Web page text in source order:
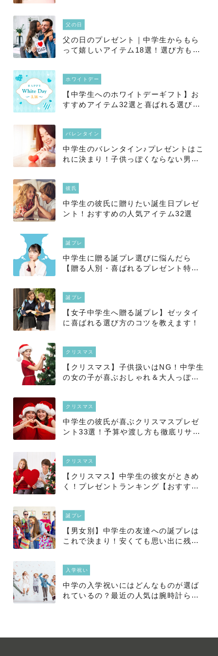
父の日
父の日のプレゼント｜中学生からもら
って嬉しいアイテム18選！選び方もチ
ホワイトデー
【中学生へのホワイトデーギフト】お
すすめアイテム32選と喜ばれる選び方
バレンタイン
中学生のバレンタイン♪プレゼントはこ
れに決まり！子供っぽくならない男子
彼氏
中学生の彼氏に贈りたい誕生日プレゼ
ント！おすすめの人気アイテム32選
誕プレ
中学生に贈る誕プレ選びに悩んだら
【贈る人別・喜ばれるプレゼント特
誕プレ
【女子中学生へ贈る誕プレ】ゼッタイ
に喜ばれる選び方のコツを教えます！
クリスマス
【クリスマス】子供扱いはNG！中学生
の女の子が喜ぶおしゃれ＆大人っぽい
クリスマス
中学生の彼氏が喜ぶクリスマスプレゼ
ント33選！予算や渡し方も徹底リサー
クリスマス
【クリスマス】中学生の彼女がときめ
く！プレゼントランキング【おすすめ
誕プレ
【男女別】中学生の友達への誕プレは
これで決まり！安くても思い出に残る
入学祝い
中学の入学祝いにはどんなものが選ば
れているの？最近の人気は腕時計らし